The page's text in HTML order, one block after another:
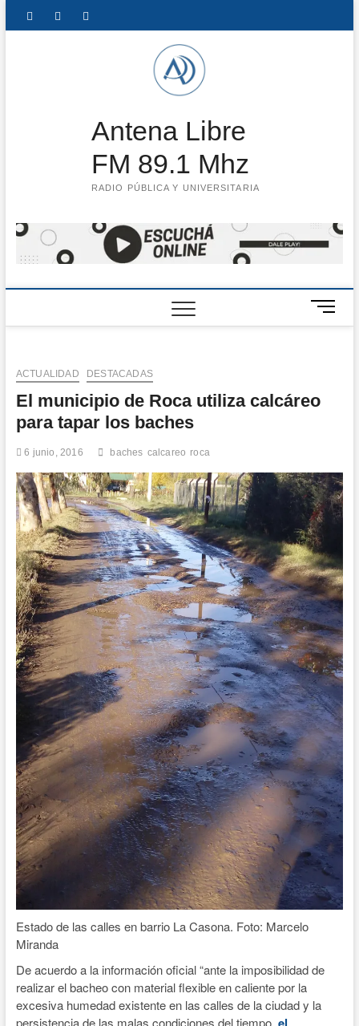
FacebookInstagram
Antena Libre
FM 89.1 Mhz
RADIO PÚBLICA Y UNIVERSITARIA
B
o
d
e
ú
ACTUALIDAD DESTACADAS
El municipio de Roca utiliza calcáreo
para tapar los baches
6 junio, 2016 baches calcareo roca
Estado de las calles en barrio La Casona. Foto: Marcelo
Miranda
De acuerdo a la información oficial “ante la imposibilidad de
realizar el bacheo con material flexible en caliente por la
excesiva humedad existente en las calles de la ciudad y la
persistencia de las malas condiciones del tiempo,